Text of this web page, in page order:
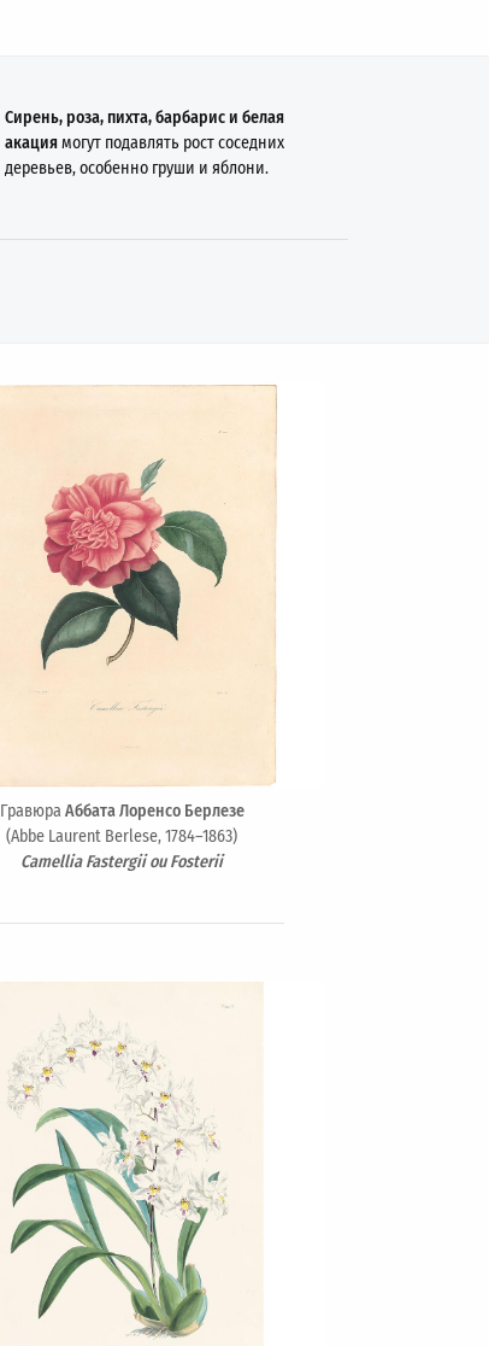
Сирень, роза, пихта, барбарис и белая
акациямогут подавлять рост соседних
деревьев, особенно груши и яблони.
ГравюраАббата Лоренсо Берлезе
(Abbe Laurent Berlese, 1784–1863)
Camellia Fastergii ou Fosterii